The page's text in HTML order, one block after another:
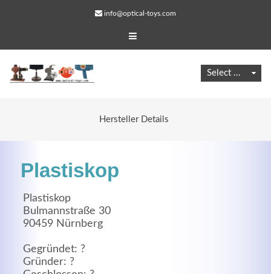
info@optical-toys.com
Hersteller Details
Plastiskop
Plastiskop
Bulmannstraße 30
90459 Nürnberg
Gegründet: ?
Gründer: ?
Web Projects
Lorem ipsum dolor sit amet, consectetuer adipiscing
elit. Aenean commodo ligula eget dolor.